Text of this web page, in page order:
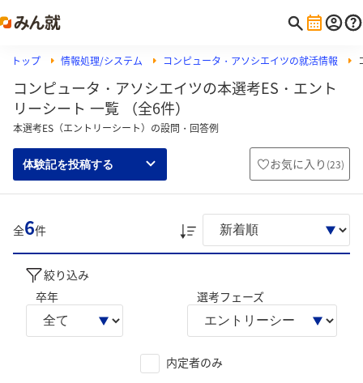
トップ 情報処理/システム コンピュータ・アソシエイツの就活情報
コンピュータ・アソシエイツの本選考ES・エント
リーシート 一覧 （全6件）
本選考ES（エントリーシート）の設問・回答例
体験記を投稿する お気に入り (23)
全6件
絞り込み
卒年
選考フェーズ
内定者のみ